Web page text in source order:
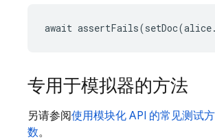
await
专用于模拟器的方法
另请参阅使用模块化 API 的常见测试
数。